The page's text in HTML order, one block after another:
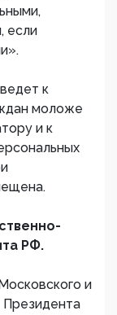
если
к
моложе
и к
РФ.
и
Президента